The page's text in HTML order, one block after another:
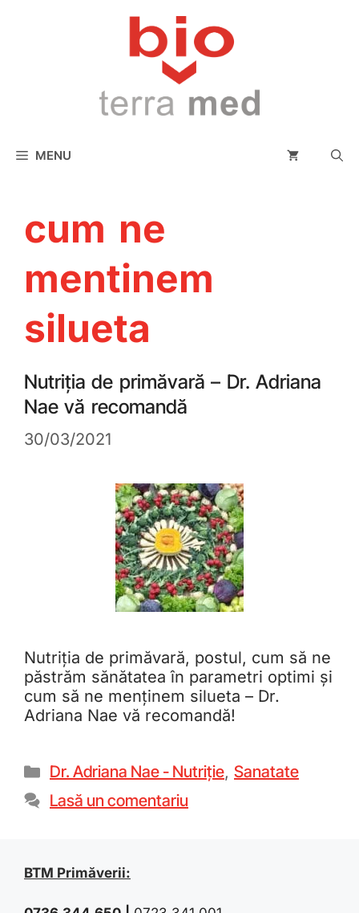
MENU
cum ne
mentinem
silueta
Nutriția de primăvară – Dr. Adriana
Nae vă recomandă
30/03/2021
Nutriția de primăvară, postul, cum să ne
păstrăm sănătatea în parametri optimi și
cum să ne menținem silueta – Dr.
Adriana Nae vă recomandă!
Dr. Adriana Nae - Nutriție, Sanatate
Lasă un comentariu
BTM Primăverii: